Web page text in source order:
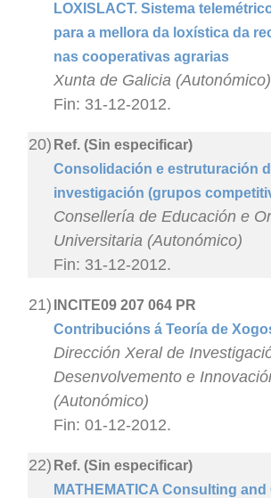
LOXISLACT. Sistema
para a mellora da loxística da
nas cooperativas agrarias
Xunta de Galicia (Autonómico)
Fin: 31-12-2012.
20) Ref. (Sin especificar)
Consolidación e estruturación
investigación (grupos
Consellería de Educación e
Universitaria (Autonómico)
Fin: 31-12-2012.
21) INCITE09 207 064 PR
Contribucións á Teoría de
Dirección Xeral de
Desenvolvemento e
(Autonómico)
Fin: 01-12-2012.
22) Ref. (Sin especificar)
MATHEMATICA Consulting